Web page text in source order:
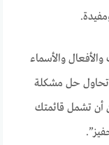
والأسماء
تحاول حل مشكلة
أن تشمل قائمتك